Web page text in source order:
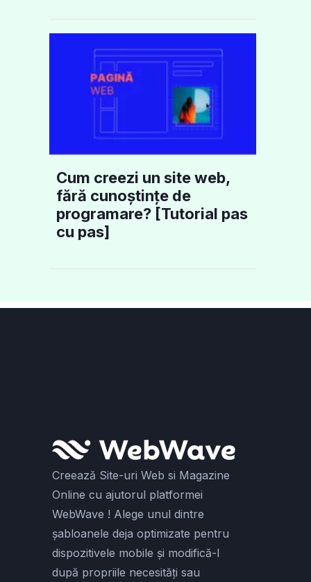
Cum creezi un site web,
fără cunoștințe de
programare? [Tutorial pas
cu pas]
Creează Site-uri Web si Magazine
Online cu ajutorul platformei
WebWave ! Alege unul dintre
șabloanele deja optimizate pentru
dispozitivele mobile și modifică-l
după propriile necesități sau